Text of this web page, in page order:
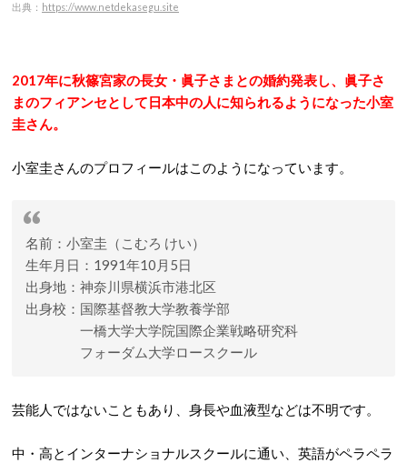
出典： https://www.netdekasegu.site
2017年に秋篠宮家の長女・眞子さまとの婚約発表し、眞子さ
まのフィアンセとして日本中の人に知られるようになった小室
圭さん。
小室圭さんのプロフィールはこのようになっています。
名前：小室圭（こむろ けい）
生年月日：1991年10月5日
出身地：神奈川県横浜市港北区
出身校：国際基督教大学教養学部
一橋大学大学院国際企業戦略研究科
フォーダム大学ロースクール
芸能人ではないこともあり、身長や血液型などは不明です。
中・高とインターナショナルスクールに通い、英語がペラペラ